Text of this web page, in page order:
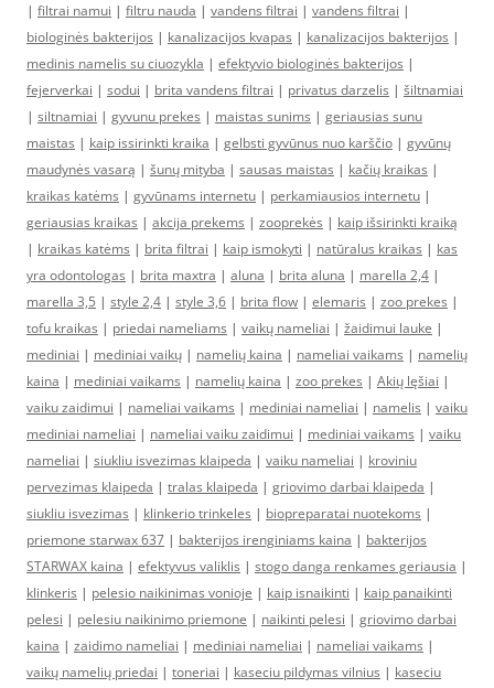
| filtrai namui | filtru nauda | vandens filtrai | vandens filtrai |
biologinės bakterijos | kanalizacijos kvapas | kanalizacijos bakterijos |
medinis namelis su ciuozykla | efektyvio biologinės bakterijos |
fejerverkai | sodui | brita vandens filtrai | privatus darzelis | šiltnamiai
| siltnamiai | gyvunu prekes | maistas sunims | geriausias sunu
maistas | kaip issirinkti kraika | gelbsti gyvūnus nuo karščio | gyvūnų
maudynės vasarą | šunų mityba | sausas maistas | kačių kraikas |
kraikas katėms | gyvūnams internetu | perkamiausios internetu |
geriausias kraikas | akcija prekems | zooprekės | kaip išsirinkti kraiką
| kraikas katėms | brita filtrai | kaip ismokyti | natūralus kraikas | kas
yra odontologas | brita maxtra | aluna | brita aluna | marella 2,4 |
marella 3,5 | style 2,4 | style 3,6 | brita flow | elemaris | zoo prekes |
tofu kraikas | priedai nameliams | vaikų nameliai | žaidimui lauke |
mediniai | mediniai vaikų | namelių kaina | nameliai vaikams | namelių
kaina | mediniai vaikams | namelių kaina | zoo prekes | Akių lęšiai |
vaiku zaidimui | nameliai vaikams | mediniai nameliai | namelis | vaiku
mediniai nameliai | nameliai vaiku zaidimui | mediniai vaikams | vaiku
nameliai | siukliu isvezimas klaipeda | vaiku nameliai | kroviniu
pervezimas klaipeda | tralas klaipeda | griovimo darbai klaipeda |
siukliu isvezimas | klinkerio trinkeles | biopreparatai nuotekoms |
priemone starwax 637 | bakterijos irenginiams kaina | bakterijos
STARWAX kaina | efektyvus valiklis | stogo danga renkames geriausia |
klinkeris | pelesio naikinimas vonioje | kaip isnaikinti | kaip panaikinti
pelesi | pelesiu naikinimo priemone | naikinti pelesi | griovimo darbai
kaina | zaidimo nameliai | mediniai nameliai | nameliai vaikams |
vaikų namelių priedai | toneriai | kaseciu pildymas vilnius | kaseciu